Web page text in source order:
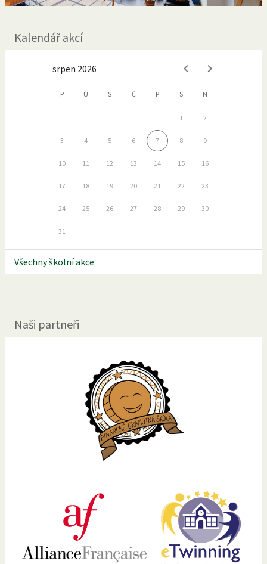
Kalendář akcí
srpen 2026
P Ú S Č P S N
1 2
3 4 5 6 7 8 9
10 11 12 13 14 15 16
17 18 19 20 21 22 23
24 25 26 27 28 29 30
31
Všechny školní akce
Naši partneři